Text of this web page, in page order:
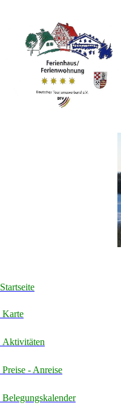
Startseite
Karte
Aktivitäten
Preise - Anreise
Belegungskalender